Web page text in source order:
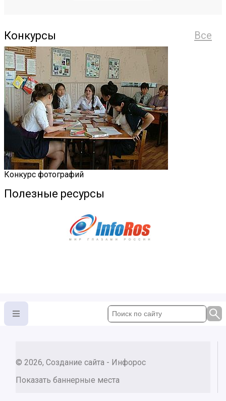
Все
Конкурсы
Конкурс фотографий
Полезные ресурсы
© 2026, Создание сайта - Инфорос
Показать баннерные места